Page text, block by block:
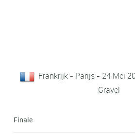
Frankrijk - Parijs - 24 Mei
Gravel
Finale